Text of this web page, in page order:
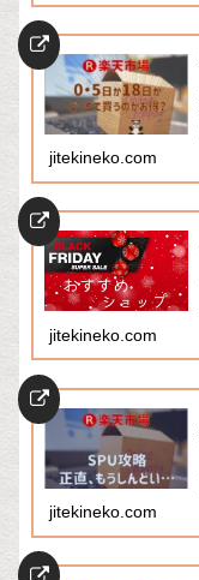
jitekineko.com
jitekineko.com
jitekineko.com